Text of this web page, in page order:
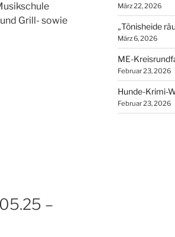
Grill- sowie
–
März 22, 2026
„Tönisheide
März 6, 2026
ME-
Februar 23, 2026
Hunde-Krimi-
Februar 23, 2026